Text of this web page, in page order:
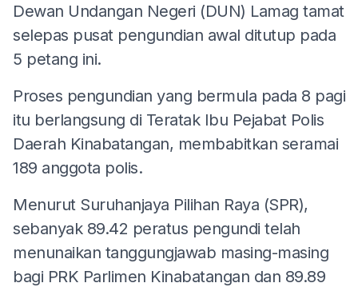
Dewan Undangan Negeri (DUN) Lamag tamat
selepas pusat pengundian awal ditutup pada
5 petang ini.
Proses pengundian yang bermula pada 8 pagi
itu berlangsung di Teratak Ibu Pejabat Polis
Daerah Kinabatangan, membabitkan seramai
189 anggota polis.
Menurut Suruhanjaya Pilihan Raya (SPR),
sebanyak 89.42 peratus pengundi telah
menunaikan tanggungjawab masing-masing
bagi PRK Parlimen Kinabatangan dan 89.89